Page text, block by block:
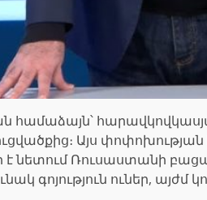
համաձայն՝
Այս
նետում Ռուսաստանի
գոյություն ուներ, այժմ